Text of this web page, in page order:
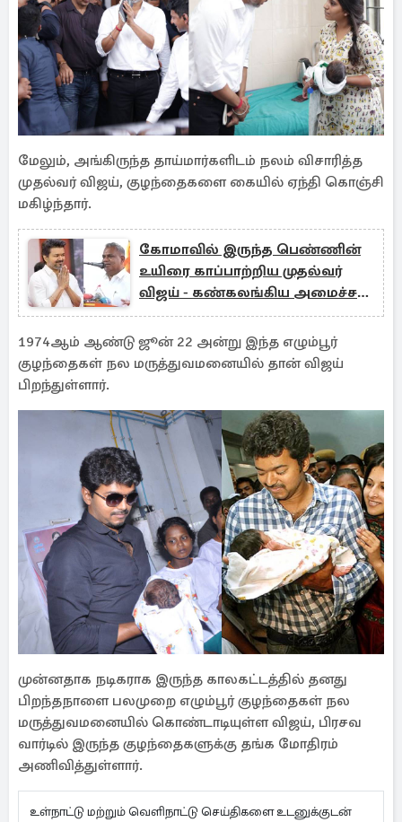
மேலும், அங்கிருந்த தாய்மார்களிடம் நலம் விசாரித்த
முதல்வர் விஜய், குழந்தைகளை கையில் ஏந்தி கொஞ்சி
மகிழ்ந்தார்.
கோமாவில் இருந்த பெண்ணின்
உயிரை காப்பாற்றிய முதல்வர்
விஜய் - கண்கலங்கிய அமைச்சர்
ஆனந்த்
1974ஆம் ஆண்டு ஜூன் 22 அன்று இந்த எழும்பூர்
குழந்தைகள் நல மருத்துவமனையில் தான் விஜய்
பிறந்துள்ளார்.
முன்னதாக நடிகராக இருந்த காலகட்டத்தில் தனது
பிறந்தநாளை பலமுறை எழும்பூர் குழந்தைகள் நல
மருத்துவமனையில் கொண்டாடியுள்ள விஜய், பிரசவ
வார்டில் இருந்த குழந்தைகளுக்கு தங்க மோதிரம்
அணிவித்துள்ளார்.
உள்நாட்டு மற்றும் வெளிநாட்டு செய்திகளை உடனுக்குடன்